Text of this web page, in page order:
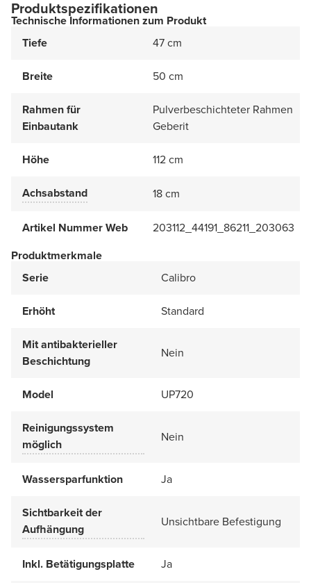
Produktspezifikationen
Technische Informationen zum Produkt
Tiefe
47 cm
Breite 50 cm
Rahmen für
Einbautank
Pulverbeschichteter Rahmen
Geberit
Höhe 112 cm
Achsabstand 18 cm
Artikel Nummer Web
203112_44191_86211_203063
Produktmerkmale
Serie
Calibro
Erhöht Standard
Mit antibakterieller
Beschichtung
Nein
Model UP720
Reinigungssystem
möglich
Nein
Wassersparfunktion Ja
Sichtbarkeit der
Aufhängung
Unsichtbare Befestigung
Inkl. Betätigungsplatte Ja